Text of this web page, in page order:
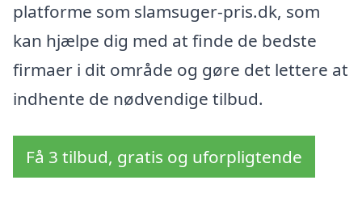
platforme som slamsuger-pris.dk, som
kan hjælpe dig med at finde de bedste
firmaer i dit område og gøre det lettere at
indhente de nødvendige tilbud.
Få 3 tilbud, gratis og uforpligtende